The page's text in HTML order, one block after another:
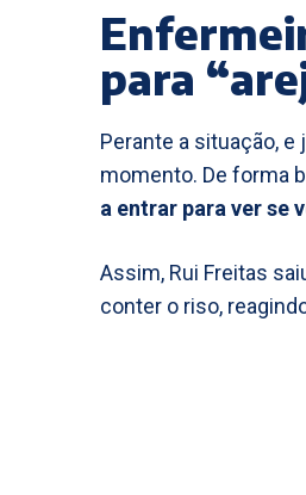
para
Perante a situação,
momento. De forma
a entrar para ver se
Assim, Rui Freitas
conter o riso,